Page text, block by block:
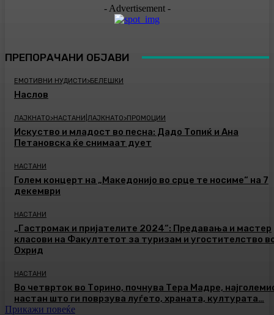
- Advertisement -
ПРЕПОРАЧАНИ ОБЈАВИ
ЕМОТИВНИ НУДИСТИ>БЕЛЕШКИ
Наслов
ЛАЈКНАТО>НАСТАНИ|ЛАЈКНАТО>ПРОМОЦИИ
Искуство и младост во песна: Дадо Топиќ и Ана
Петановска ќе снимаат дует
НАСТАНИ
Голем концерт на „Македонијо во срце те носиме“ на 7
декември
НАСТАНИ
„Гастромак и пријателите 2024“: Предавања и мастер
класови на Факултетот за туризам и угостителство
Охрид
НАСТАНИ
Во четврток во Торино, почнува Тера Мадре,
настан што ги поврзува луѓето, храната, културата…
Прикажи повеќе